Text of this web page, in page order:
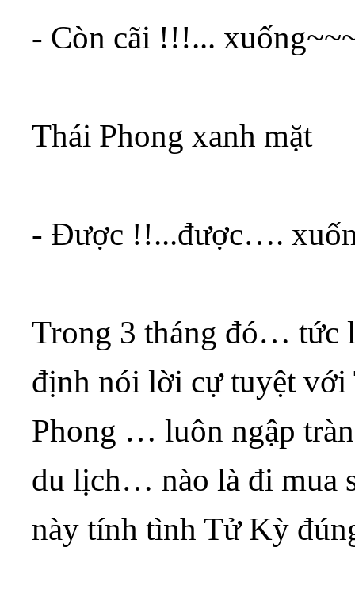
- Còn cãi !!!...
Thái Phong xanh mặt
- Được !!...được….
Trong 3 tháng đó… tức
định nói lời cự tuyệt
Phong … luôn ngập
du lịch… nào là đi mua
này tính tình Tử Kỳ